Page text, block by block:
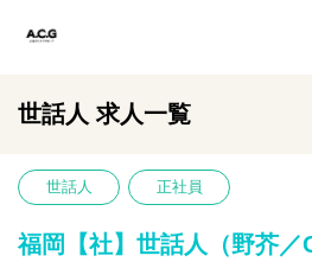
世話人 求人一覧
世話人 正社員
福岡【社】世話人（野芥／